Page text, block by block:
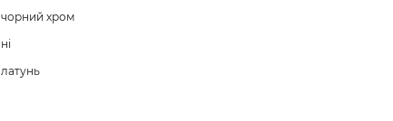
чорний хром
ні
латунь